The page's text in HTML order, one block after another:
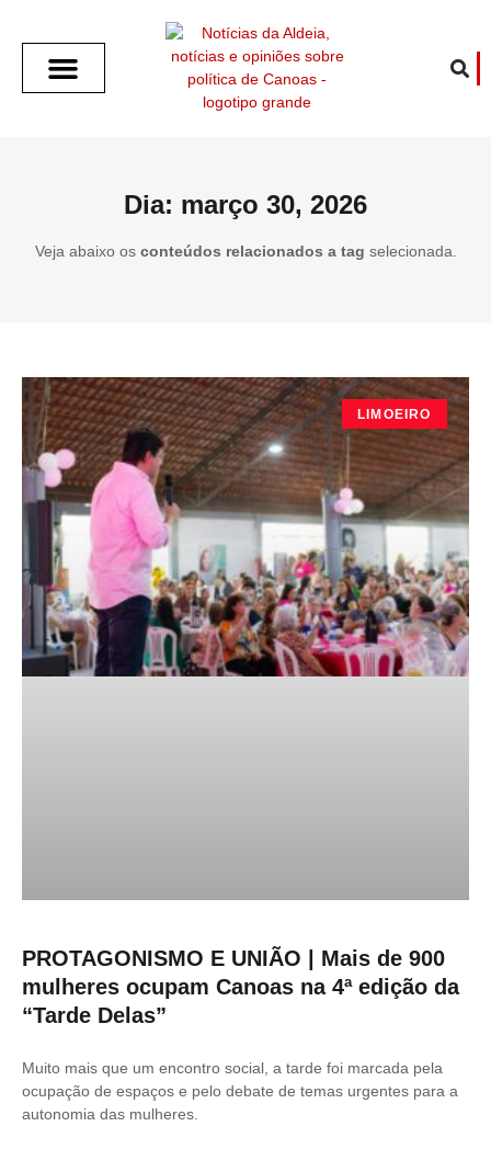
Dia: março 30, 2026
Veja abaixo os conteúdos relacionados a tag selecionada.
LIMOEIRO
PROTAGONISMO E UNIÃO | Mais de 900
mulheres ocupam Canoas na 4ª edição da
“Tarde Delas”
Muito mais que um encontro social, a tarde foi marcada pela
ocupação de espaços e pelo debate de temas urgentes para a
autonomia das mulheres.